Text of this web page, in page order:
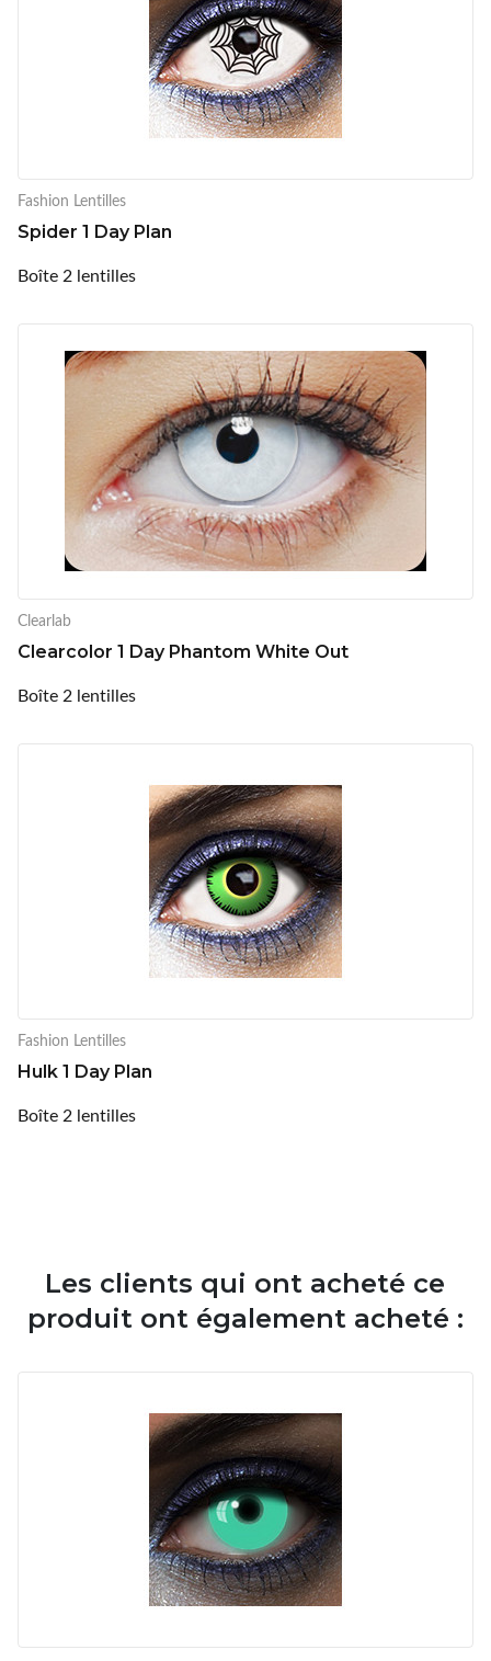
Fashion Lentilles
Spider 1 Day Plan
Boîte 2 lentilles
Clearlab
Clearcolor 1 Day Phantom White Out
Boîte 2 lentilles
Fashion Lentilles
Hulk 1 Day Plan
Boîte 2 lentilles
Les clients qui ont acheté ce
produit ont également acheté :